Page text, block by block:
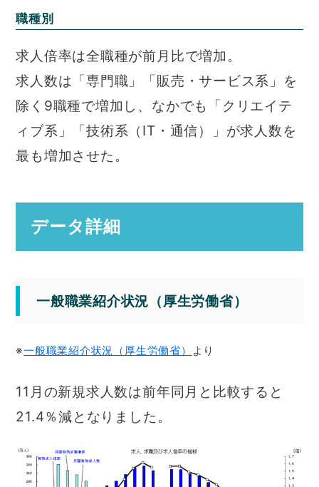
職種別
求人倍率は全職種が前月比で増加。
求人数は「専門職」「販売・サービス系」を
除く9職種で増加し、なかでも「クリエイテ
ィブ系」「技術系（IT・通信）」が求人数を
最も増加させた。
データ詳細
一般職業紹介状況（厚生労働省）
※一般職業紹介状況（厚生労働省） より
11月の新規求人数は前年同月と比較すると
21.4％減となりました。